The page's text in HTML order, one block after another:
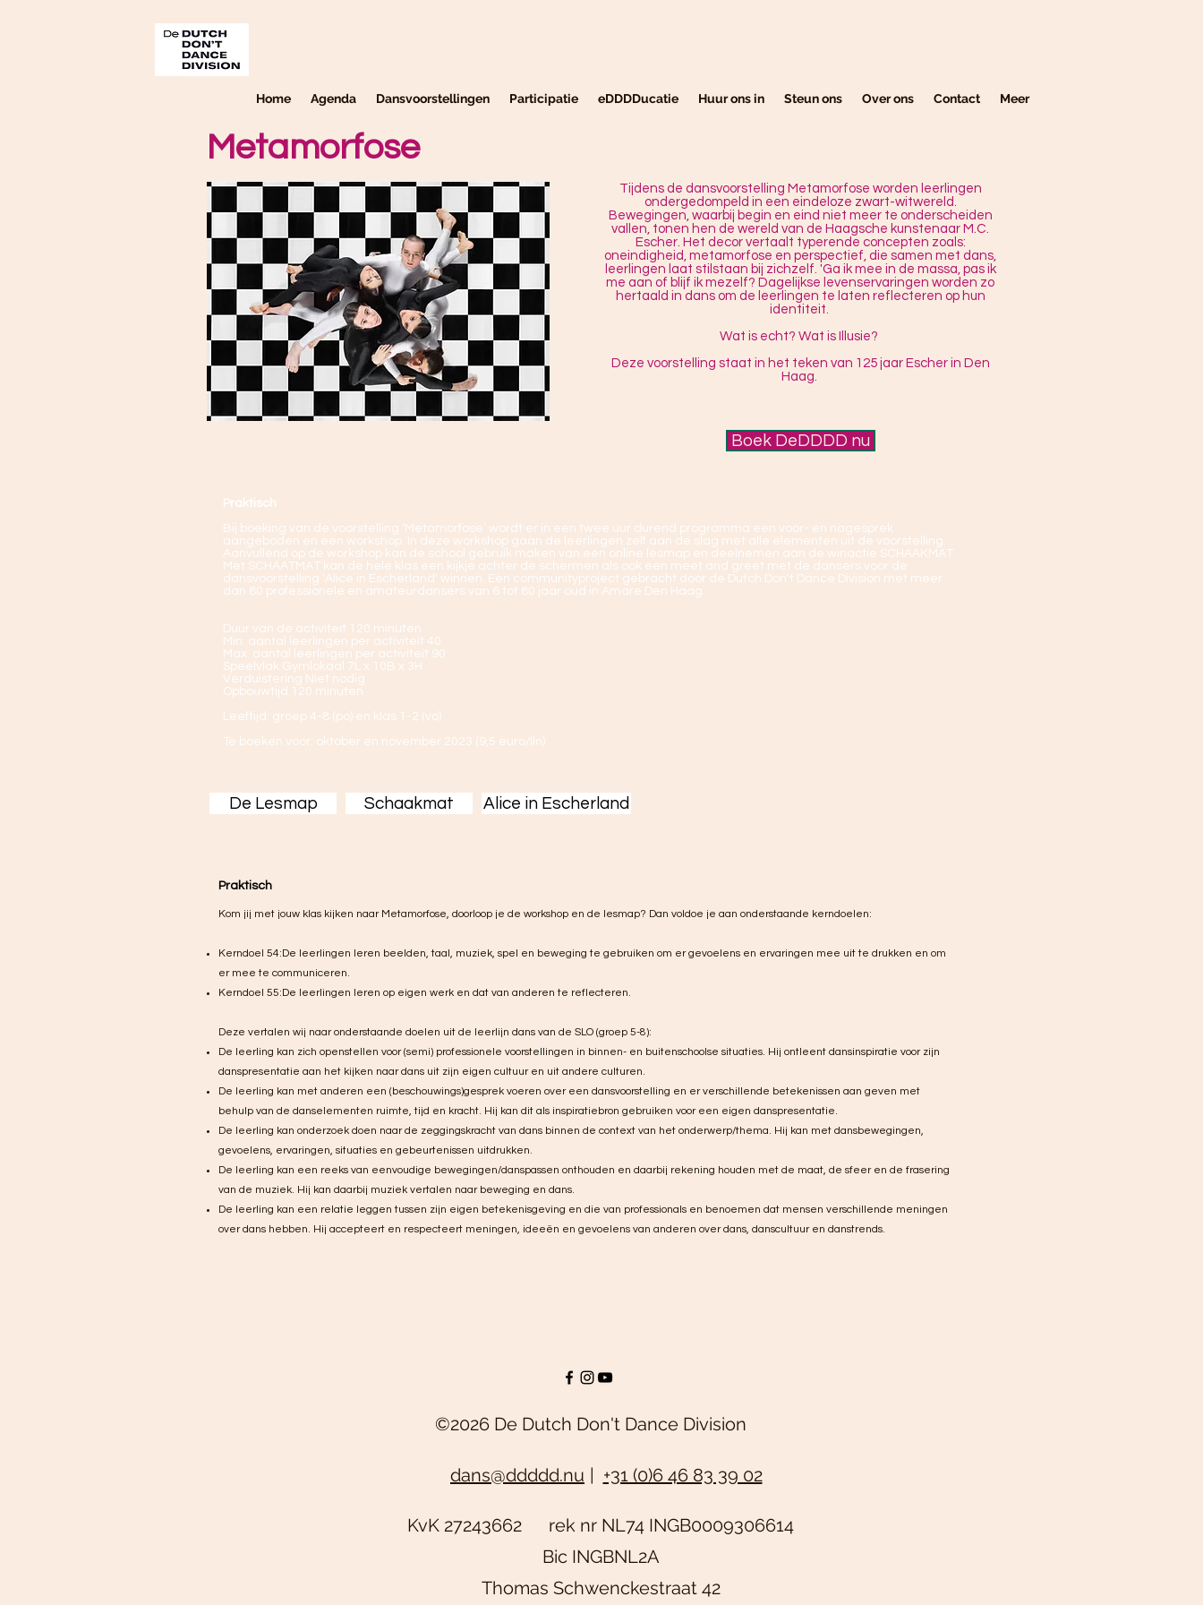
Home Agenda Dansvoorstellingen Participatie eDDDDucatie Huur ons in Steun ons Over ons Contact Meer
Metamorfose
Tijdens de dansvoorstelling Metamorfose worden leerlingen
ondergedompeld in een eindeloze zwart-witwereld.
Bewegingen, waarbij begin en eind niet meer te onderscheiden
vallen, tonen hen de wereld van de Haagsche kunstenaar M.C.
Escher. Het decor vertaalt typerende concepten zoals:
oneindigheid, metamorfose en perspectief, die samen met dans,
leerlingen laat stilstaan bij zichzelf. 'Ga ik mee in de massa, pas ik
me aan of blijf ik mezelf? Dagelijkse levenservaringen worden zo
hertaald in dans om de leerlingen te laten reflecteren op hun
identiteit.
Wat is echt? Wat is Illusie?
Deze voorstelling staat in het teken van 125 jaar Escher in Den
Haag.
Boek DeDDDD nu
Praktisc h
Bij boeking van de voorstelling ‘Metamorfose’ wordt er in een twee uur durend programma een voor- en nagesprek
aangeboden en een workshop. In deze workshop gaan de leerlingen zelf aan de slag met alle elementen uit de voorstelling.
Aanvullend op de workshop kan de school gebruik maken van een online lesmap en deelnemen aan de winactie SCHAAKMAT.
Met SCHAATMAT kan de hele klas een kijkje achter de schermen als ook een meet and greet met de dansers voor de
dansvoorstelling 'Alice in Escherland' winnen. Een communityproject gebracht door de Dutch Don't Dance Division met meer
dan 80 professionele en amateurdansers van 6 tot 80 jaar oud in Amare Den Haag.
Duur van de activiteit 120 minuten
Min. aantal leerlingen per activiteit 40
Max. aantal leerlingen per activiteit 90
Speelvlak Gymlokaal 7L x 10B x 3H
Verduistering Niet nodig
Opbouwtijd 120 minuten
Leeftijd: groep 4-8 (po) en klas 1-2 (vo)
Te boeken voor: oktober en november 2023 (9,5 euro/lln)
De Lesmap Schaakmat Alice in Escherland
Praktisch
Kom jij met jouw klas kijken naar Metamorfose, doorloop je de workshop en de lesmap? Dan voldoe je aan onderstaande kerndoelen:
Kerndoel 54:De leerlingen leren beelden, taal, muziek, spel en beweging te gebruiken om er gevoelens en ervaringen mee uit te drukken en om
er mee te communiceren.
Kerndoel 55:De leerlingen leren op eigen werk en dat van anderen te reflecteren.
Deze vertalen wij naar onderstaande doelen uit de leerlijn dans van de SLO (groep 5-8):
De leerling kan zich openstellen voor (semi) professionele voorstellingen in binnen- en buitenschoolse situaties. Hij ontleent dansinspiratie voor zijn
danspresentatie aan het kijken naar dans uit zijn eigen cultuur en uit andere culturen.
De leerling kan met anderen een (beschouwings)gesprek voeren over een dansvoorstelling en er verschillende betekenissen aan geven met
behulp van de danselementen ruimte, tijd en kracht. Hij kan dit als inspiratiebron gebruiken voor een eigen danspresentatie.
De leerling kan onderzoek doen naar de zeggingskracht van dans binnen de context van het onderwerp/thema. Hij kan met dansbewegingen,
gevoelens, ervaringen, situaties en gebeurtenissen uitdrukken.
De leerling kan een reeks van eenvoudige bewegingen/danspassen onthouden en daarbij rekening houden met de maat, de sfeer en de frasering
van de muziek. Hij kan daarbij muziek vertalen naar beweging en dans.
De leerling kan een relatie leggen tussen zijn eigen betekenisgeving en die van professionals en benoemen dat mensen verschillende meningen
over dans hebben. Hij accepteert en respecteert meningen, ideeën en gevoelens van anderen over dans, danscultuur en danstrends.
©2026 De Dutch Don't Dance Division
dans@ddddd.nu | +31 (0)6 46 83 39 02
KvK 27243662 rek nr NL74 INGB0009306614
Bic INGBNL2A
Thomas Schwenckestraat 42